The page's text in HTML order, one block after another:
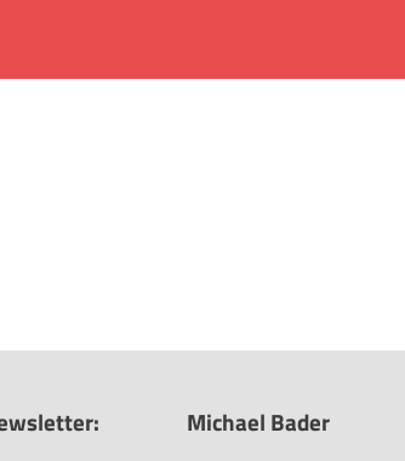
Michael Bader